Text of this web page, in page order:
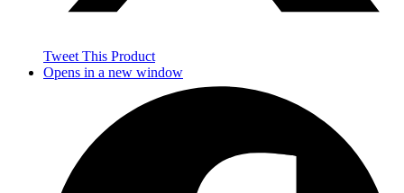
Tweet This Product
Opens in a new window